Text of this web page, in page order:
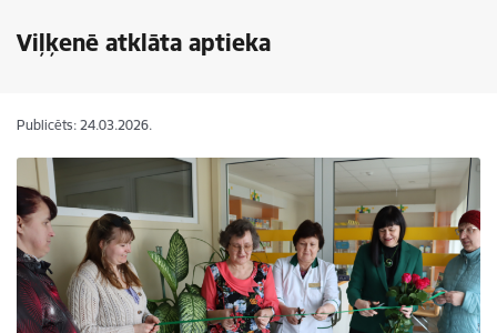
Viļķenē atklāta aptieka
Publicēts: 24.03.2026.